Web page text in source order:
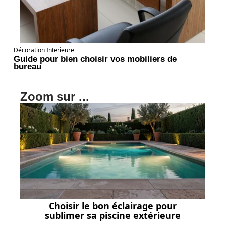
Décoration Interieure
Guide pour bien choisir vos mobiliers de
bureau
Zoom sur ...
Choisir le bon éclairage pour
sublimer sa piscine extérieure